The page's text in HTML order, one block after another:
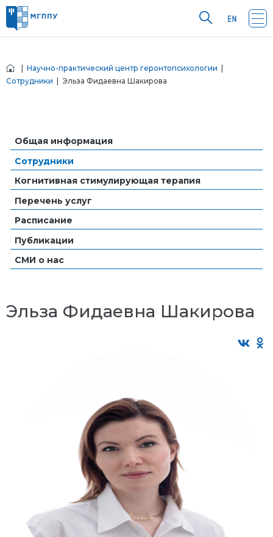
Научно-практический центр геронтопсихологии
Сотрудники | Эльза Фидаевна Шакирова
Общая информация
Сотрудники
Когнитивная стимулирующая терапия
Перечень услуг
Расписание
Публикации
СМИ о нас
Эльза Фидаевна Шакирова